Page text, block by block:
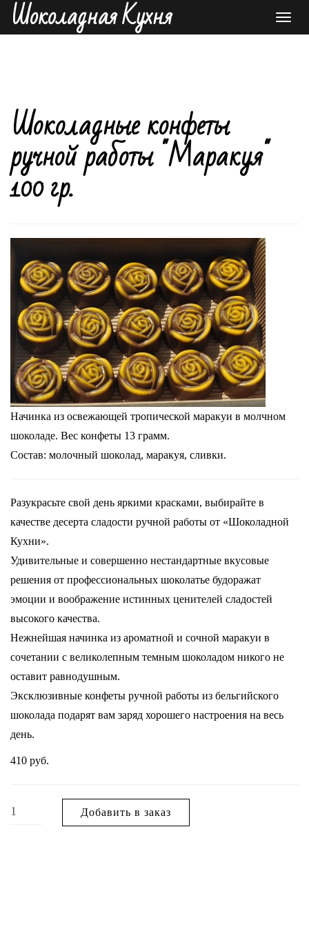
Шоколадная Кухня
Шоколадные конфеты
ручной работы "Маракуя"
100 гр.
Начинка из освежающей тропической маракуи в молчном
шоколаде. Вес конфеты 13 грамм.
Состав: молочный шоколад, маракуя, сливки.
Разукрасьте свой день яркими красками, выбирайте в
качестве десерта сладости ручной работы от «Шоколадной
Кухни».
Удивительные и совершенно нестандартные вкусовые
решения от профессиональных шоколатье будоражат
эмоции и воображение истинных ценителей сладостей
высокого качества.
Нежнейшая начинка из ароматной и сочной маракуи в
сочетании с великолепным темным шоколадом никого не
оставит равнодушным.
Эксклюзивные конфеты ручной работы из бельгийского
шоколада подарят вам заряд хорошего настроения на весь
день.
410 руб.
Добавить в заказ